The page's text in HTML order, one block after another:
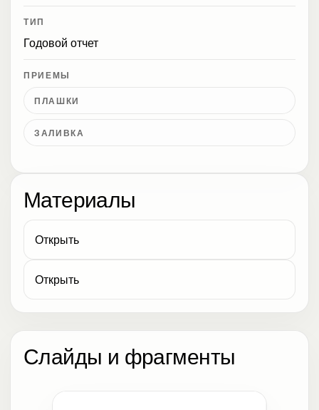
ТИП
Годовой отчет
ПРИЕМЫ
ПЛАШКИ
ЗАЛИВКА
Материалы
Открыть
Открыть
Слайды и фрагменты